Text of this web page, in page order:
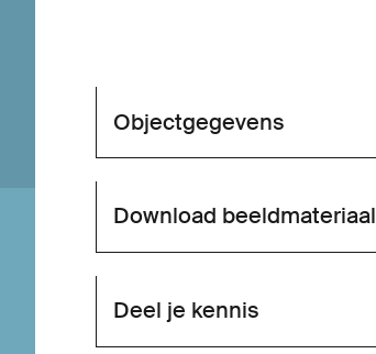
Objectgegevens
Download beeldmateriaal
Deel je kennis